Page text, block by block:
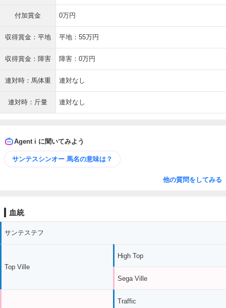
付加賞金 0万円
収得賞金：平地 平地：55万円
収得賞金：障害 障害：0万円
連対時：馬体重 連対なし
連対時：斤量 連対なし
Agent i に聞いてみよう
サンテスシンオー 馬名の意味は？
他の質問をしてみる
血統
サンテステフ
Top Ville
High Top
Sega Ville
Traffic